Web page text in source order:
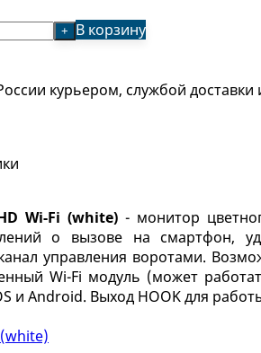
+
В корзину
курьером, службой
Wi-Fi (white) - монитор
о вызове на смартфон,
управления воротами.
Wi-Fi модуль (может
и Android. Выход HOOK для